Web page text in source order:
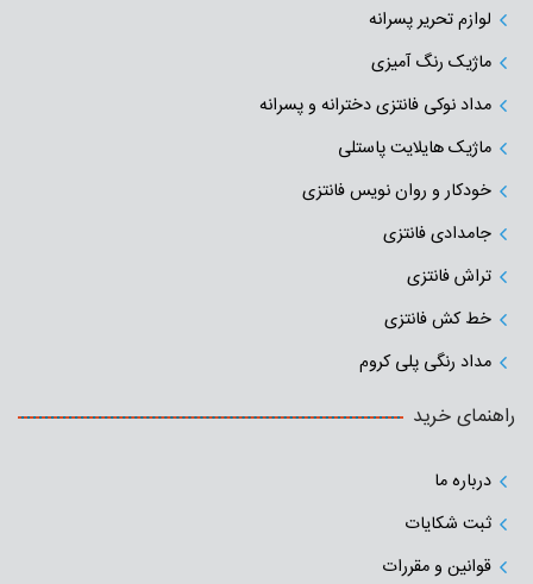
لوازم تحریر پسرانه
ماژیک رنگ آمیزی
مداد نوکی فانتزی دخترانه و پسرانه
ماژیک هایلایت پاستلی
خودکار و روان نویس فانتزی
جامدادی‌ فانتزی
تراش فانتزی
خط کش فانتزی
مداد رنگی پلی کروم
راهنمای خرید
درباره ما
ثبت شکایات
قوانین و مقررات